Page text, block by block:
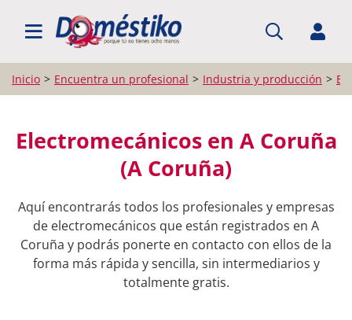
BUSCAR PROFESIONALES
Inicio Encuentra un profesional Industria y producción
Electromecánicos en A Coruña
(A Coruña)
Aquí encontrarás todos los profesionales y empresas
de electromecánicos que están registrados en A
Coruña y podrás ponerte en contacto con ellos de la
forma más rápida y sencilla, sin intermediarios y
totalmente gratis.